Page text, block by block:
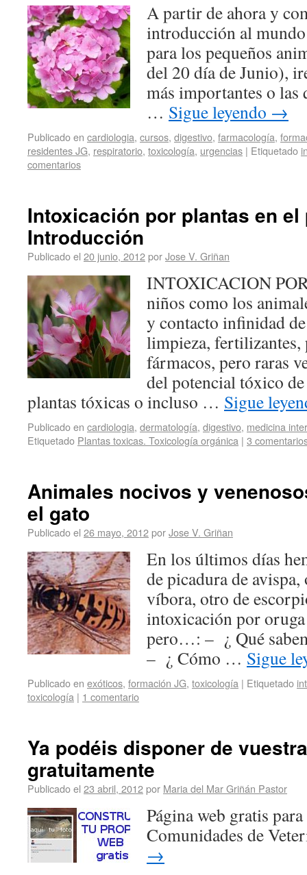
A partir de ahora y
introducción al
para los pequeños
del 20 día de Junio),
más importantes o las
… Sigue leyendo →
Publicado en cardiologia, cursos, digestivo, farmacología,
residentes JG, respiratorio, toxicología, urgencias | Etiquetado
comentarios
Intoxicación por plantas en
Introducción
Publicado el 20 junio, 2012porJose V. Griñan
INTOXICACION
niños como los
y contacto infinidad
limpieza, fertilizantes,
fármacos, pero raras
del potencial tóxico
plantas tóxicas o incluso … Sigue
Publicado en cardiologia, dermatología, digestivo, medicina
Etiquetado Plantas toxicas. Toxicología orgánica | 3
Animales nocivos y
el gato
Publicado el 26 mayo, 2012porJose V. Griñan
En los últimos días
de picadura de
víbora, otro de
intoxicación por
pero…: – ¿ Qué
– ¿ Cómo … Sigue
Publicado en exóticos, formación JG, toxicología | Etiquetado
toxicología | 1 comentario
Ya podéis disponer de
gratuitamente
Publicado el 23 abril, 2012por Maria del Mar Griñán Pastor
Página web gratis
Comunidades de
→